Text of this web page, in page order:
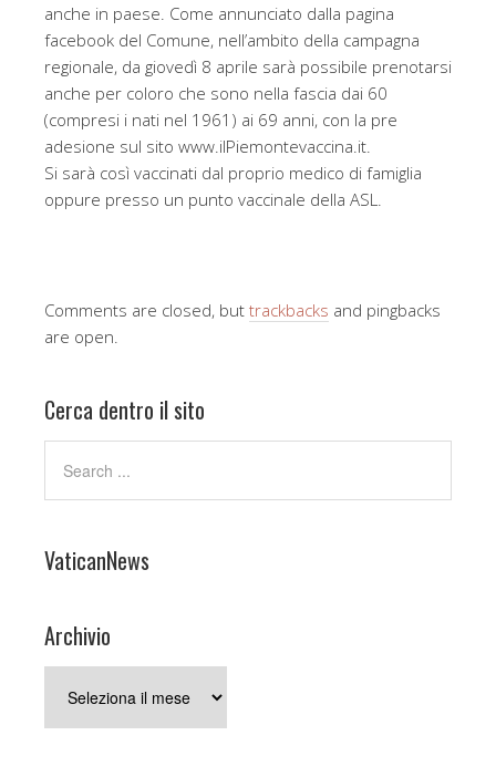
anche in paese. Come annunciato dalla pagina
facebook del Comune, nell’ambito della campagna
regionale, da giovedì 8 aprile sarà possibile prenotarsi
anche per coloro che sono nella fascia dai 60
(compresi i nati nel 1961) ai 69 anni, con la pre
adesione sul sito www.ilPiemontevaccina.it.
Si sarà così vaccinati dal proprio medico di famiglia
oppure presso un punto vaccinale della ASL.
Comments are closed, but trackbacks and pingbacks
are open.
Cerca dentro il sito
VaticanNews
Archivio